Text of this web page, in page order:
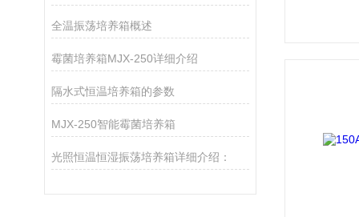
全温振荡培养箱概述
霉菌培养箱MJX-250详细介绍
隔水式恒温培养箱的参数
MJX-250智能霉菌培养箱
光照恒温恒湿振荡培养箱详细介绍：